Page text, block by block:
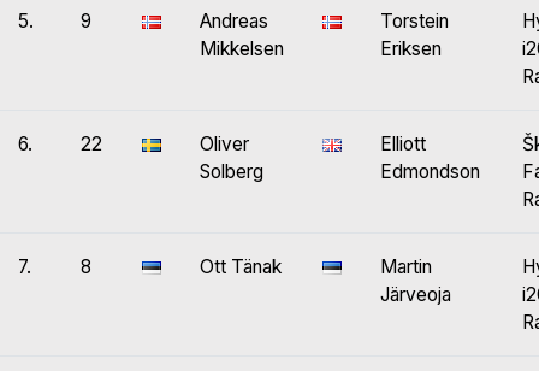
5. 9
Andreas
Mikkelsen
Torstein
Eriksen
6. 22
Oliver
Solberg
Elliott
Edmondson
7. 8 Ott Tänak
Martin
Järveoja